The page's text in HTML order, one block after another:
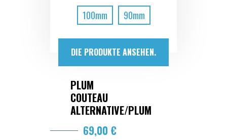
100mm
90mm
DIE PRODUKTE ANSEHEN.
PLUM
COUTEAU
ALTERNATIVE/PLUM
69,00 €